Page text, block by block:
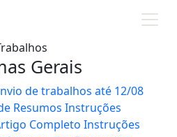
Gerais
de trabalhos até 12/08
Resumos Instruções
Completo Instruções